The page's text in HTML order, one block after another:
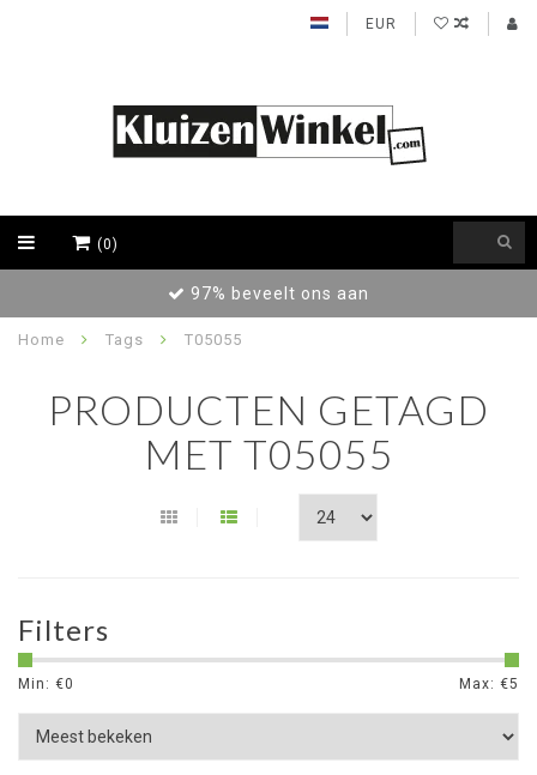
EUR
(0)
97% beveelt ons aan
Home Tags T05055
PRODUCTEN GETAGD
MET T05055
Filters
Min: €0 Max: €5